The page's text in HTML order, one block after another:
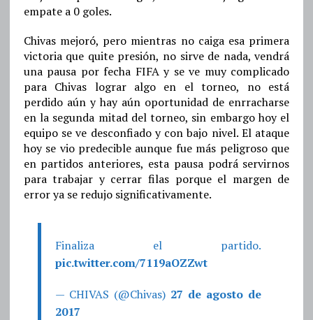
empate a 0 goles.
Chivas mejoró, pero mientras no caiga esa primera
victoria que quite presión, no sirve de nada, vendrá
una pausa por fecha FIFA y se ve muy complicado
para Chivas lograr algo en el torneo, no está
perdido aún y hay aún oportunidad de enrracharse
en la segunda mitad del torneo, sin embargo hoy el
equipo se ve desconfiado y con bajo nivel. El ataque
hoy se vio predecible aunque fue más peligroso que
en partidos anteriores, esta pausa podrá servirnos
para trabajar y cerrar filas porque el margen de
error ya se redujo significativamente.
Finaliza el partido.
pic.twitter.com/7119aOZZwt
— CHIVAS (@Chivas) 27 de agosto de
2017